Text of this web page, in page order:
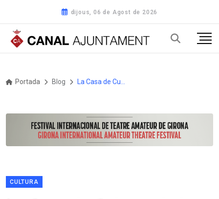
dijous, 06 de Agost de 2026
Portada Blog
CULTURA